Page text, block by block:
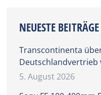
NEUESTE BEITRÄGE
Transcontinenta
5. August 2026